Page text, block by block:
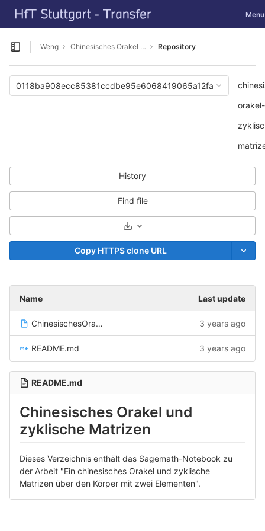
Skip to content
GitLab
Menu
Open sidebar
Weng Chinesisches Orakel und zyklische Matrizen Repository
0118ba908ecc85381ccdbe95e6068419065a12fa
History
Find file
Select Archive Format
Copy HTTPS clone URL
Name Last update
ChinesischesOrakel.ipynb 3 years ago
README.md 3 years ago
README.md
Chinesisches Orakel und
zyklische Matrizen
Dieses Verzeichnis enthält das Sagemath-Notebook zu
der Arbeit "Ein chinesisches Orakel und zyklische
Matrizen über den Körper mit zwei Elementen".